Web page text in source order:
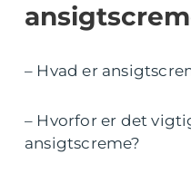
– Hvad er
– Hvorfor er det
ansigtscreme?